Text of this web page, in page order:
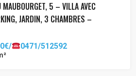
5 – VILLA AVEC
JARDIN, 3 CHAMBRES –
0471/512592